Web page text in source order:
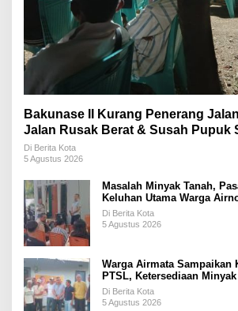
Bakunase II Kurang Penerang
Jalan Rusak Berat & Susah Pupuk
Di Berita Kota
5 Agustus 2026
Masalah Minyak Tanah,
Keluhan Utama Warga
Di Berita Kota
5 Agustus 2026
Warga Airmata Sampaikan
PTSL, Ketersediaan
Pemakaman
Di Berita Kota
5 Agustus 2026